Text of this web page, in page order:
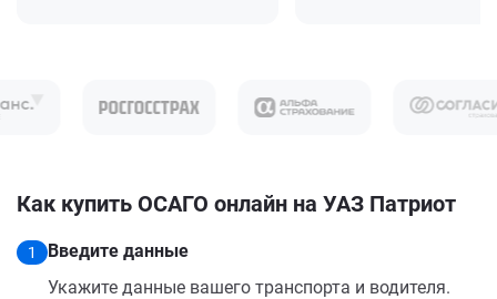
Как купить ОСАГО онлайн на УАЗ Патриот
1
Введите данные
Укажите данные вашего транспорта и водителя.